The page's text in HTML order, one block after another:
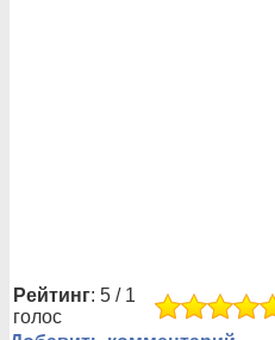
Рейтинг: 5 / 1
голос